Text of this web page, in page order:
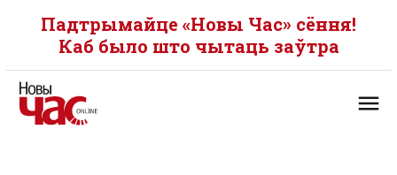
Падтрымайце «Новы Час» сёння!
Каб было што чытаць заўтра